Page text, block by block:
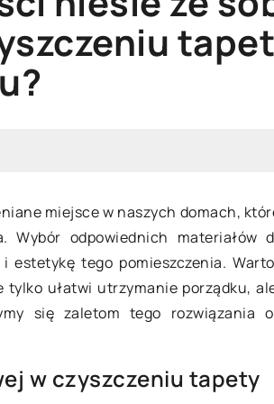
miejsce w naszych domach,
Wybór odpowiednich materiałów
estetykę tego pomieszczenia.
ułatwi utrzymanie porządku,
się zaletom tego rozwiązania
w czyszczeniu tapety
I POMYSŁY
2025
wprowadzić naturę do wnętrza
za pomocą roślin
w oazę zieleni dzięki